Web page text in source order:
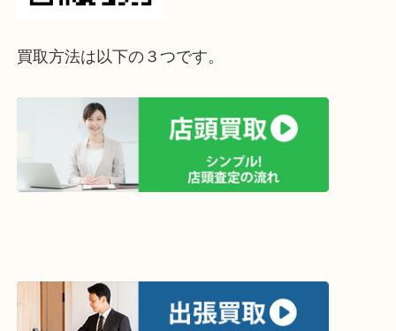
お気軽にご来店下さいませ☆彡
ホームページ特典は下記バナーよりご確認ください
ライン査定始めました☆お友だち登録お願いしま